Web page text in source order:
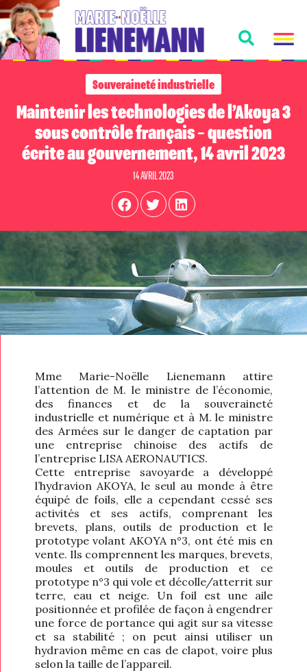
Souveraineté industrielle
Maintenir les technologies de l’Akoya 3
sous contrôle français – question
écrite au gouvernement, 14 avril 2023
14 AVRIL 2023
Mme Marie-Noëlle Lienemann attire
l’attention de M. le ministre de l’économie,
des finances et de la souveraineté
industrielle et numérique et à M. le ministre
des Armées sur le danger de captation par
une entreprise chinoise des actifs de
l’entreprise LISA AERONAUTICS.
Cette entreprise savoyarde a développé
l’hydravion AKOYA, le seul au monde à être
équipé de foils, elle a cependant cessé ses
activités et ses actifs, comprenant les
brevets, plans, outils de production et le
prototype volant AKOYA n°3, ont été mis en
vente. Ils comprennent les marques, brevets,
moules et outils de production et ce
prototype n°3 qui vole et décolle/atterrit sur
terre, eau et neige. Un foil est une aile
positionnée et profilée de façon à engendrer
une force de portance qui agit sur sa vitesse
et sa stabilité ; on peut ainsi utiliser un
hydravion même en cas de clapot, voire plus
selon la taille de l’appareil.